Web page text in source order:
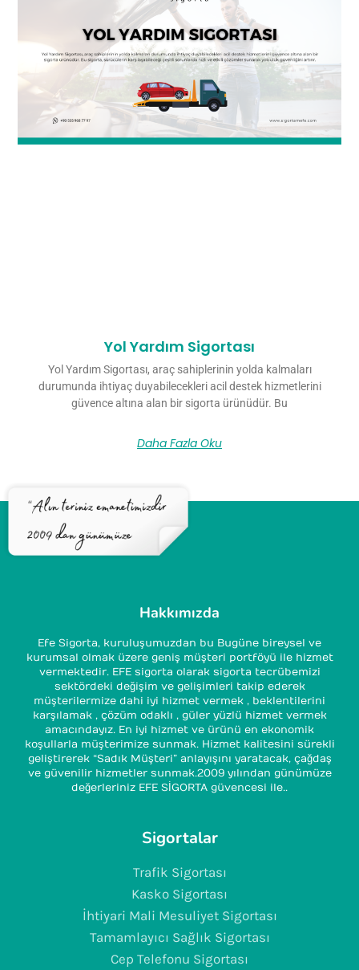
Yol Yardım Sigortası
Yol Yardım Sigortası, araç sahiplerinin yolda kalmaları
durumunda ihtiyaç duyabilecekleri acil destek hizmetlerini
güvence altına alan bir sigorta ürünüdür. Bu
Daha Fazla Oku
Hakkımızda
Efe Sigorta, kuruluşumuzdan bu Bugüne bireysel ve
kurumsal olmak üzere geniş müşteri portföyü ile hizmet
vermektedir. EFE sigorta olarak sigorta tecrübemizi
sektördeki değişim ve gelişimleri takip ederek
müşterilermize dahi iyi hizmet vermek , beklentilerini
karşılamak , çözüm odaklı , güler yüzlü hizmet vermek
amacındayız. En iyi hizmet ve ürünü en ekonomik
koşullarla müşterimize sunmak. Hizmet kalitesini sürekli
geliştirerek “Sadık Müşteri” anlayışını yaratacak, çağdaş
ve güvenilir hizmetler sunmak.2009 yılından günümüze
değerleriniz EFE SİGORTA güvencesi ile..
Sigortalar
Trafik Sigortası
Kasko Sigortası
İhtiyari Mali Mesuliyet Sigortası
Tamamlayıcı Sağlık Sigortası
Cep Telefonu Sigortası